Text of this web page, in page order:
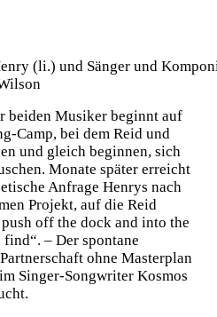
(li.) und Sänger und
beiden Musiker beginnt auf
Camp, bei dem Reid und
und gleich beginnen, sich
Monate später erreicht
Anfrage Henrys nach
Projekt, auf die Reid
off the dock and into the
– Der spontane
ohne Masterplan
Singer-Songwriter Kosmos